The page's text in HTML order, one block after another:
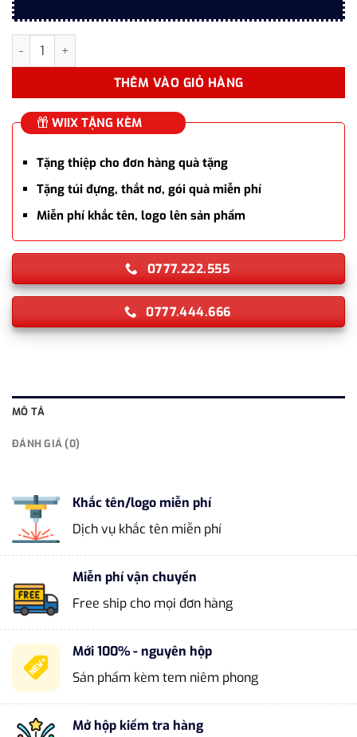
Ngòi bút dạ bi Parker Rollerball Refills mực xanh số lượng
THÊM VÀO GIỎ HÀNG
WIIX TẶNG KÈM
Tặng thiệp cho đơn hàng quà tặng
Tặng túi đựng, thắt nơ, gói quà miễn phí
Miễn phí khắc tên, logo lên sản phẩm
0777.222.555
0777.444.666
MÔ TẢ
ĐÁNH GIÁ (0)
Khắc tên/logo miễn phí
Dịch vụ khắc tên miễn phí
Miễn phí vận chuyển
Free ship cho mọi đơn hàng
Mới 100% - nguyên hộp
Sản phẩm kèm tem niêm phong
Mở hộp kiểm tra hàng